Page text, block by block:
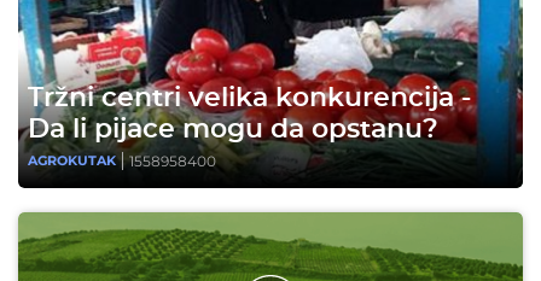
Tržni centri velika konkurencija -
Da li pijace mogu da opstanu?
AGROKUTAK 1558958400